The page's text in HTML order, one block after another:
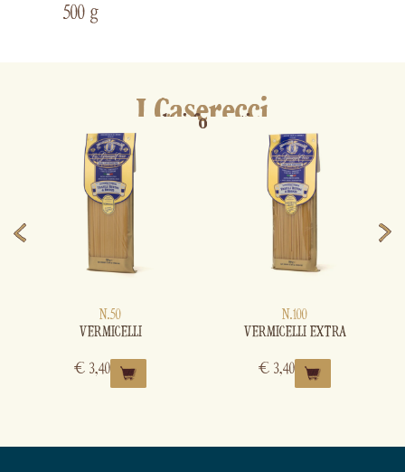
500 g
I Caserecci
altri formati
N.50
VERMICELLI
€ 3,40
N.100
VERMICELLI EXTRA
€ 3,40